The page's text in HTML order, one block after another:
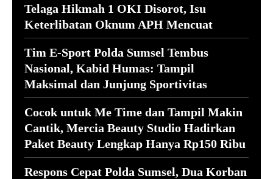
Telaga Hikmah 1 OKI Disorot, Isu
Keterlibatan Oknum APH Mencuat
Tim E-Sport Polda Sumsel Tembus
Nasional, Kabid Humas: Tampil
Maksimal dan Junjung Sportivitas
Cocok untuk Me Time dan Tampil Makin
Cantik, Mercia Beauty Studio Hadirkan
Paket Beauty Lengkap Hanya Rp150 Ribu
Respons Cepat Polda Sumsel, Dua Korban